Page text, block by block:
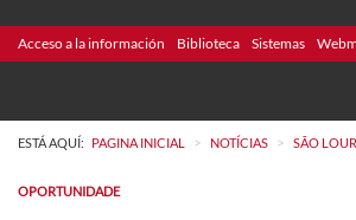
Acceso a la información Biblioteca Sistemas
ESTÁ AQUÍ: PAGINA INICIAL > NOTÍCIAS > SÃO
OPORTUNIDADE